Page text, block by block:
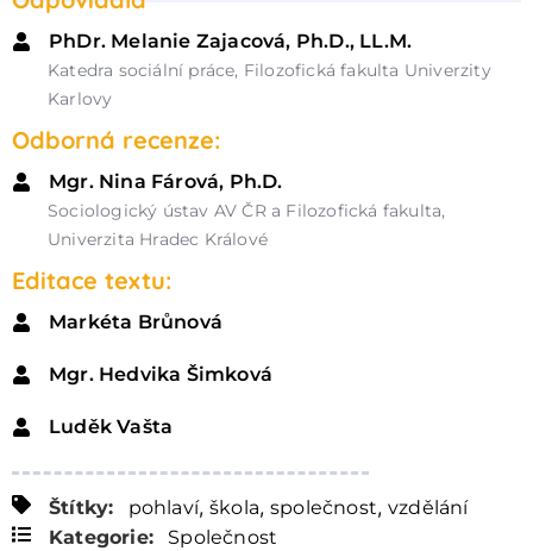
PhDr. Melanie Zajacová, Ph.D., LL.M.
Katedra sociální práce, Filozofická fakulta Univerzity
Karlovy
Odborná recenze:
Mgr. Nina Fárová, Ph.D.
Sociologický ústav AV ČR a Filozofická fakulta,
Univerzita Hradec Králové
Editace textu:
Markéta Brůnová
Mgr. Hedvika Šimková
Luděk Vašta
Štítky: pohlaví, škola, společnost, vzdělání
Kategorie:
Společnost